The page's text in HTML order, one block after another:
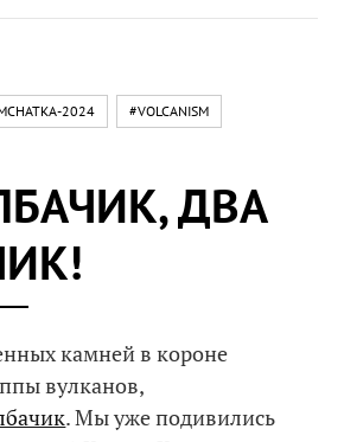
2024 #VOLCANISM
ДВА
камней в короне
вулканов,
. Мы уже подивились